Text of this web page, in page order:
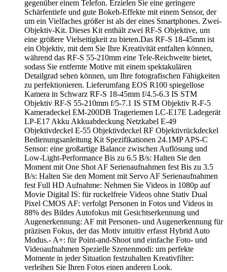
gegenüber einem Telefon. Erzielen Sie eine geringere
Schärfentiefe und gute Bokeh-Effekte mit einem Sensor, der
um ein Vielfaches größer ist als der eines Smartphones. Zwei-
Objektiv-Kit. Dieses Kit enthält zwei RF-S Objektive, um
eine größere Vielseitigkeit zu bieten.Das RF-S 18-45mm ist
ein Objektiv, mit dem Sie Ihre Kreativität entfalten können,
während das RF-S 55-210mm eine Tele-Reichweite bietet,
sodass Sie entfernte Motive mit einem spektakulären
Detailgrad sehen können, um Ihre fotografischen Fähigkeiten
zu perfektionieren. Lieferumfang EOS R100 spiegellose
Kamera in Schwarz RF-S 18-45mm f/4.5-6.3 IS STM
Objektiv RF-S 55-210mm f/5-7.1 IS STM Objektiv R-F-5
Kameradeckel EM-200DB Trageriemen LC-E17E Ladegerät
LP-E17 Akku Akkuabdeckung Netzkabel E-49
Objektivdeckel E-55 Objektivdeckel RF Objektivrückdeckel
Bedienungsanleitung Kit Spezifikationen 24.1MP APS-C
Sensor: eine großartige Balance zwischen Auflösung und
Low-Light-Performance Bis zu 6.5 B/s: Halten Sie den
Moment mit One Shot AF Serienaufnahmen fest Bis zu 3.5
B/s: Halten Sie den Moment mit Servo AF Serienaufnahmen
fest Full HD Aufnahme: Nehmen Sie Videos in 1080p auf
Movie Digital IS: für ruckelfreie Videos ohne Stativ Dual
Pixel CMOS AF: verfolgt Personen in Fotos und Videos in
88% des Bildes Autofokus mit Gesichtserkennung und
Augenerkennung: AF mit Personen- und Augenerkennung für
präzisen Fokus, der das Motiv intuitiv erfasst Hybrid Auto
Modus.- A+: für Point-and-Shoot und einfache Foto- und
Videoaufnahmen Spezielle Szenenmodi: um perfekte
Momente in jeder Situation festzuhalten Kreativfilter:
verleihen Sie Ihren Fotos einen anderen Look.